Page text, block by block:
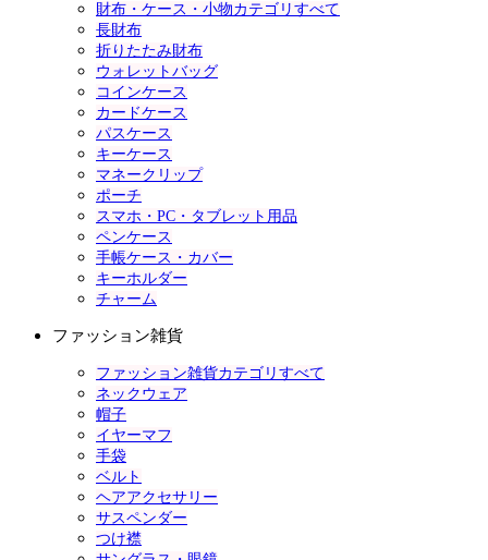
財布・ケース・小物カテゴリすべて
長財布
折りたたみ財布
ウォレットバッグ
コインケース
カードケース
パスケース
キーケース
マネークリップ
ポーチ
スマホ・PC・タブレット用品
ペンケース
手帳ケース・カバー
キーホルダー
チャーム
ファッション雑貨
ファッション雑貨カテゴリすべて
ネックウェア
帽子
イヤーマフ
手袋
ベルト
ヘアアクセサリー
サスペンダー
つけ襟